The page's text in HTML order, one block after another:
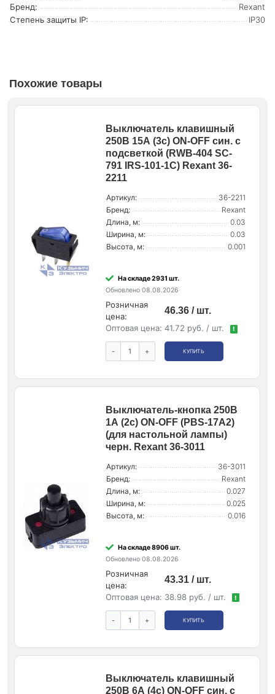
Бренд:
Rexant
Степень защиты IP:
IP30
Похожие товары
Выключатель клавишный
250В 15А (3с) ON-OFF син. с
подсветкой (RWB-404 SC-
791 IRS-101-1C) Rexant 36-
2211
Артикул:
36-2211
Бренд:
Rexant
Длина, м:
0.03
Ширина, м:
0.03
Высота, м:
0.001
На складе 2931 шт.
Обновлено 08.08.2026
Розничная
цена:
46.36 / шт.
Оптовая цена: 41.72 руб. / шт. !
- + КУПИТЬ
Выключатель-кнопка 250В
1А (2с) ON-OFF (PBS-17A2)
(для настольной лампы)
черн. Rexant 36-3011
Артикул:
36-3011
Бренд:
Rexant
Длина, м:
0.027
Ширина, м:
0.025
Высота, м:
0.016
На складе 8906 шт.
Обновлено 08.08.2026
Розничная
цена:
43.31 / шт.
Оптовая цена: 38.98 руб. / шт. !
- + КУПИТЬ
Выключатель клавишный
250В 6А (4с) ON-OFF син. с